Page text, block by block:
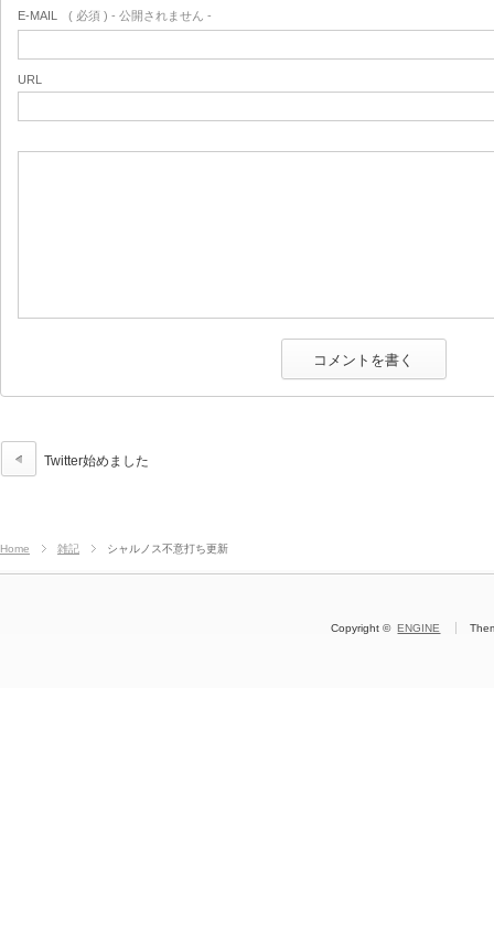
E-MAIL ( 必須 ) - 公開されません -
URL
Twitter始めました
Home 雑記 シャルノス不意打ち更新
Copyright ©ENGINE